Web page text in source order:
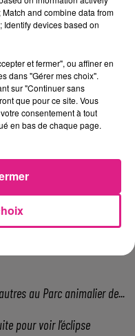
au Parc animalier de...
pour voir l’éclipse
and combine data from
Identify devices based on
et fermer", ou affiner en
dans "Gérer mes choix".
sur "Continuer sans
que pour ce site. Vous
consentement à tout
en bas de chaque page.